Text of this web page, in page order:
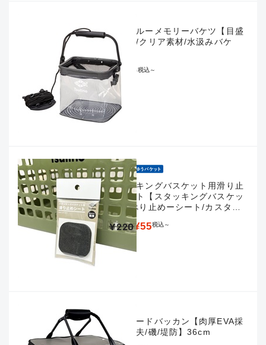
シースルーメモリーバケツ【目盛
り付き/クリア素材/水汲みバケ
ツ】
¥1,980税込～
スタッキングバスケット用滑り止
めシート【スタッキングバスケッ
ト/すべり止めーシート/カスタム
パーツ】
¥220¥55税込～
セミハードバッカン【肉厚EVA採
用で丈夫/磯/堤防】36cm